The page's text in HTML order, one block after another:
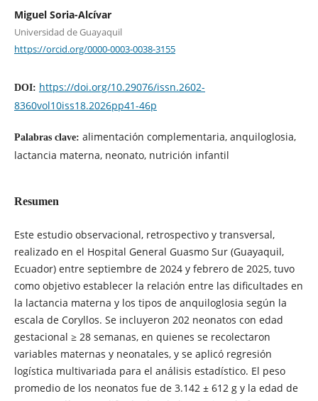
Miguel Soria-Alcívar
Universidad de Guayaquil
https://orcid.org/0000-0003-0038-3155
DOI: https://doi.org/10.29076/issn.2602-
8360vol10iss18.2026pp41-46p
Palabras clave: alimentación complementaria, anquiloglosia,
lactancia materna, neonato, nutrición infantil
Resumen
Este estudio observacional, retrospectivo y transversal,
realizado en el Hospital General Guasmo Sur (Guayaquil,
Ecuador) entre septiembre de 2024 y febrero de 2025, tuvo
como objetivo establecer la relación entre las dificultades en
la lactancia materna y los tipos de anquiloglosia según la
escala de Coryllos. Se incluyeron 202 neonatos con edad
gestacional ≥ 28 semanas, en quienes se recolectaron
variables maternas y neonatales, y se aplicó regresión
logística multivariada para el análisis estadístico. El peso
promedio de los neonatos fue de 3.142 ± 612 g y la edad de